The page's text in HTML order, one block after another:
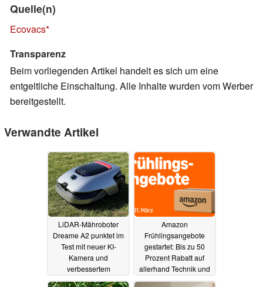
Quelle(n)
Ecovacs
Transparenz
Beim vorliegenden Artikel handelt es sich um eine
entgeltliche Einschaltung. Alle Inhalte wurden vom Werber
bereitgestellt.
Verwandte Artikel
LiDAR-Mähroboter
Dreame A2 punktet im
Test mit neuer KI-
Kamera und
verbessertem
Randmähen25.03.2025
Amazon
Frühlingsangebote
gestartet: Bis zu 50
Prozent Rabatt auf
allerhand Technik und
Co25.03.2025